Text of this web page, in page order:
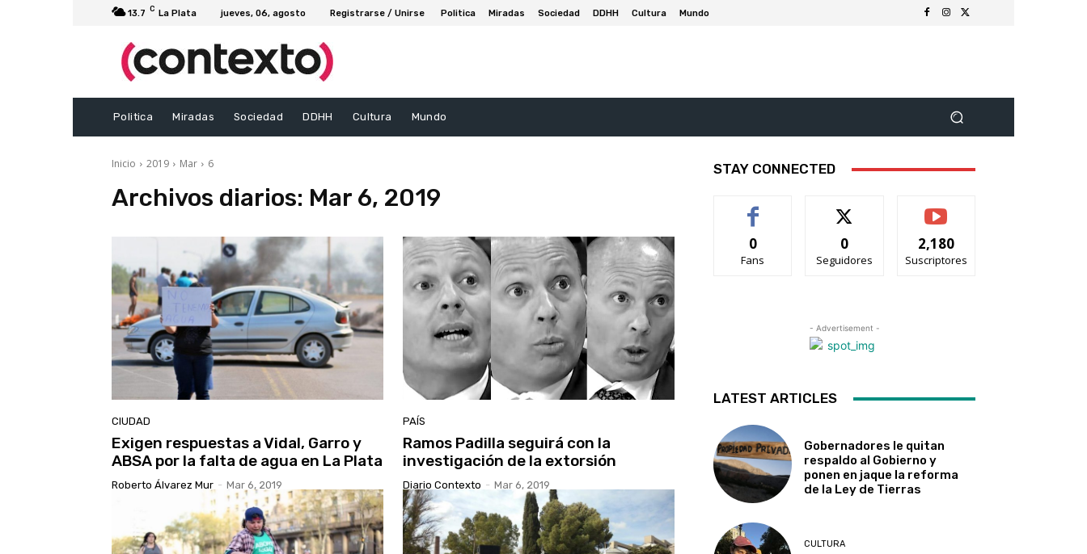
13.7 C La Plata jueves, 06, agosto Registrarse / Unirse Politica Miradas Sociedad DDHH Cultura Mundo
Politica Miradas Sociedad DDHH Cultura Mundo
Inicio 2019 Mar 6
Archivos diarios: Mar 6, 2019
CIUDAD
Exigen respuestas a Vidal, Garro y
ABSA por la falta de agua en La Plata
Roberto Álvarez Mur - Mar 6, 2019
PAÍS
Ramos Padilla seguirá con la
investigación de la extorsión
Diario Contexto - Mar 6, 2019
STAY CONNECTED
0
Fans
0
Seguidores
2,180
Suscriptores
- Advertisement -
LATEST ARTICLES
Gobernadores le quitan
respaldo al Gobierno y
ponen en jaque la reforma
de la Ley de Tierras
CULTURA